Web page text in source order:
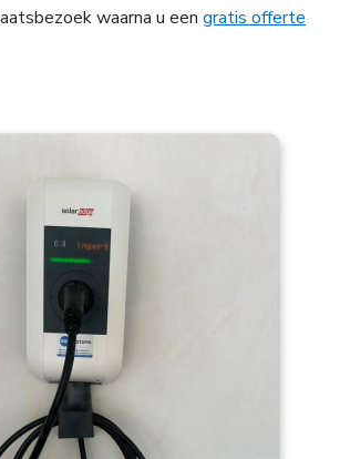
waarna u een gratis offerte